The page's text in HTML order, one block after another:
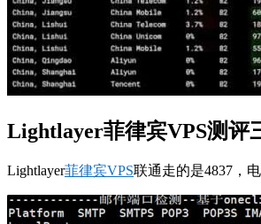
Lightlayer菲律宾VPS测评
Lightlayer菲律宾VPS联通走的是4837，